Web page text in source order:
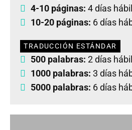
4-10 páginas: 4 días
10-20 páginas: 6 días
TRADUCCIÓN ESTÁNDAR
500 palabras: 2 días
1000 palabras: 3 días
5000 palabras: 6 días